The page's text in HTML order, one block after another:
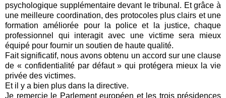
psychologique supplémentaire devant le tribunal. Et grâce à
une meilleure coordination, des protocoles plus clairs et une
formation améliorée pour la police et la justice, chaque
professionnel qui interagit avec une victime sera mieux
équipé pour fournir un soutien de haute qualité.
Fait significatif, nous avons obtenu un accord sur une clause
de « confidentialité par défaut » qui protégera mieux la vie
privée des victimes.
Et il y a bien plus dans la directive.
Je remercie le Parlement européen et les trois présidences